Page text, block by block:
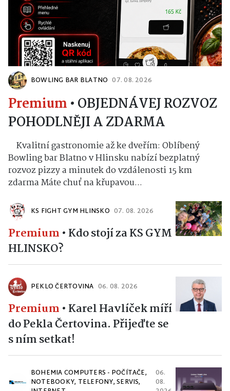
BOWLING BAR BLATNO 07. 08. 2026
Premium • OBJEDNÁVEJ ROZVOZ
POHODLNĚJI A ZDARMA
Kvalitní gastronomie až ke dveřím: Oblíbený
Bowling bar Blatno v Hlinsku nabízí bezplatný
rozvoz pizzy a minutek do vzdálenosti 15 km
zdarma Máte chuť na křupavou...
KS FIGHT GYM HLINSKO 07. 08. 2026
Premium • Kdo stojí za KS GYM
HLINSKO?
PEKLO ČERTOVINA 06. 08. 2026
Premium • Karel Havlíček míří
do Pekla Čertovina. Přijeďte se
s ním setkat!
BOHEMIA COMPUTERS - POČÍTAČE,
NOTEBOOKY, TELEFONY, SERVIS,
06.
08.